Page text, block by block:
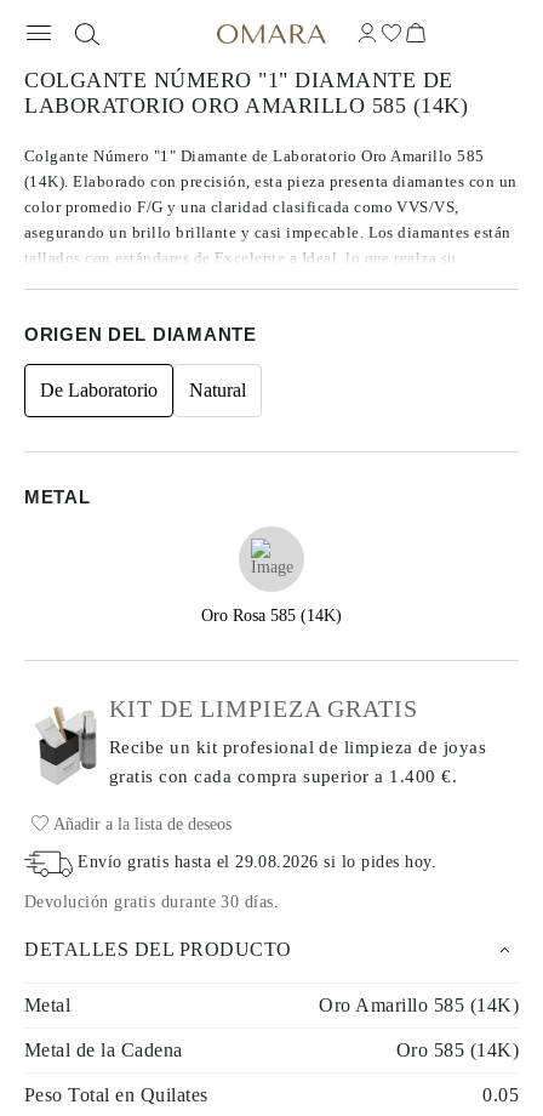
COLGANTE NÚMERO "1" DIAMANTE DE
LABORATORIO ORO AMARILLO 585 (14K)
Colgante Número "1" Diamante de Laboratorio Oro Amarillo 585
(14K). Elaborado con precisión, esta pieza presenta diamantes con un
color promedio F/G y una claridad clasificada como VVS/VS,
asegurando un brillo brillante y casi impecable. Los diamantes están
tallados con estándares de Excelente a Ideal, lo que realza su
fluorescencia. Las piedras laterales son de forma redonda,
contribuyendo a un diseño atemporal, con un peso total de 0.05.
ORIGEN DEL DIAMANTE
De Laboratorio Natural
METAL
Oro Rosa 585 (14K)
KIT DE LIMPIEZA GRATIS
Recibe un kit profesional de limpieza de joyas
gratis con cada comprasuperior a 1.400 €.
Añadir a la lista de deseos
Envío gratis hasta el29.08.2026 si lo pides hoy.
Devolución gratis durante 30 días.
DETALLES DEL PRODUCTO
Metal Oro Amarillo 585 (14K)
Metal de la Cadena Oro 585 (14K)
Peso Total en Quilates 0.05